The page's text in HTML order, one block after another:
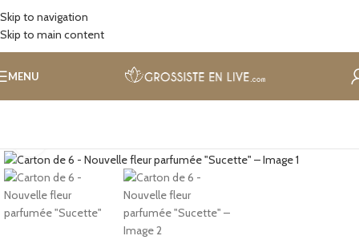
Skip to navigation
Skip to main content
MENU